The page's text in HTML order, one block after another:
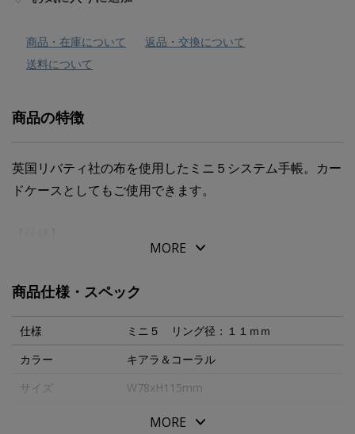
商品・在庫について
返品・交換について
送料について
商品の特徴
英国リバティ社の布を使用したミニ５システム手帳。カー
ドケースとしてもご使用できます。
●付属品：リバティタグ
【柄特長】
２０１５年のクラシック・タナローン・コレクションから
加入している「キアラ」。
MORE
商品仕様・スペック
仕様
ミニ５ リング径：１１ｍｍ
カラー
キアラ＆コーラル
サイズ
W78xH115mm
H130xW92xD34mm
MORE